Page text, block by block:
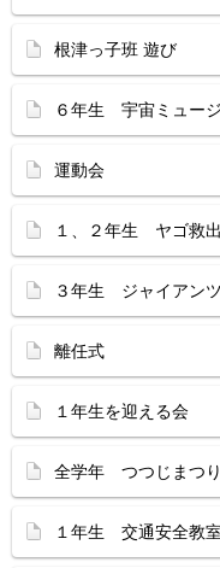
根津っ子班 遊び
６年生 宇宙ミュー
運動会
１、２年生 ヤゴ救
３年生 ジャイアン
離任式
１年生を迎える会
全学年 つつじまつ
１年生 交通安全教室